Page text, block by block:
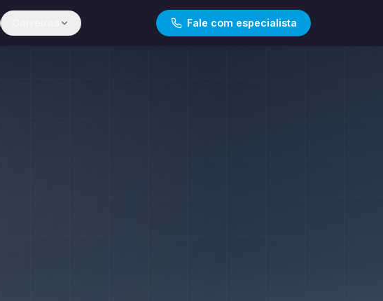
Fale com especialista